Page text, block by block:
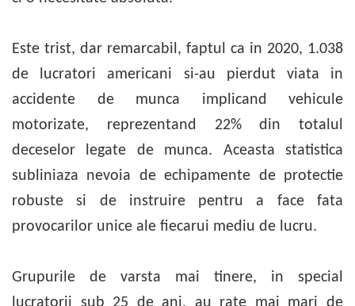
Este trist, dar remarcabil, faptul ca in 2020, 1.038
de lucratori americani si-au pierdut viata in
accidente de munca implicand vehicule
motorizate, reprezentand 22% din totalul
deceselor legate de munca. Aceasta statistica
subliniaza nevoia de echipamente de protectie
robuste si de instruire pentru a face fata
provocarilor unice ale fiecarui mediu de lucru.
Grupurile de varsta mai tinere, in special